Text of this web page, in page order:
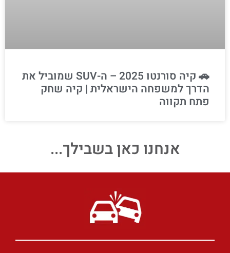
🚗 קיה סורנטו 2025 – ה-SUV שמוביל את
הדרך למשפחה הישראלית | קיה שחק
פתח תקווה
אנחנו כאן בשבילך...